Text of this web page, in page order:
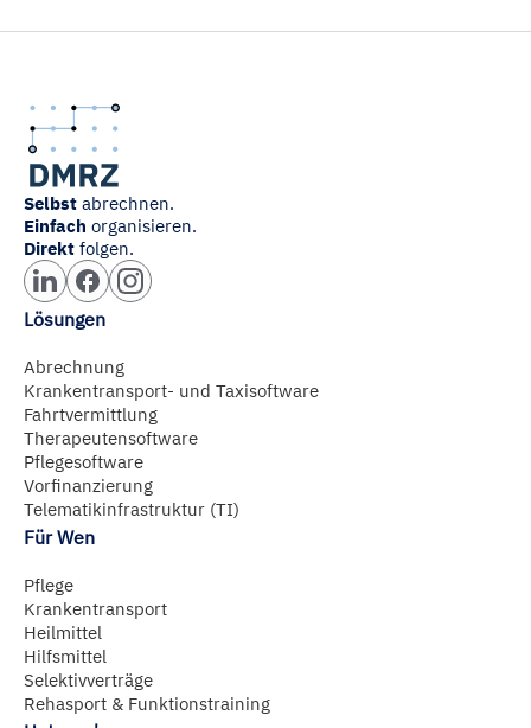
Selbst abrechnen.
Einfach organisieren.
Direkt folgen.
Lösungen
Abrechnung
Krankentransport- und Taxisoftware
Fahrtvermittlung
Therapeutensoftware
Pflegesoftware
Vorfinanzierung
Telematikinfrastruktur (TI)
Für Wen
Pflege
Krankentransport
Heilmittel
Hilfsmittel
Selektivverträge
Rehasport & Funktionstraining